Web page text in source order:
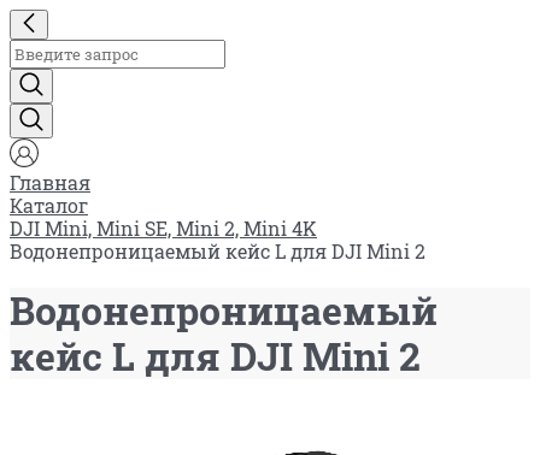
Главная
Каталог
DJI Mini, Mini SE, Mini 2, Mini 4K
Водонепроницаемый кейс L для DJI Mini 2
Водонепроницаемый
кейс L для DJI Mini 2